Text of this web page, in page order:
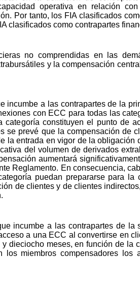
operativa en relación
Por tanto, los FIA clasificados
clasificados como contrapartes
no comprendidas en las
y la compensación
incumbe a las contrapartes de la
con ECC para todas las
categoría constituyen el punto de
se prevé que la compensación de
la entrada en vigor de la obligación
del volumen de derivados
aumentará
Reglamento. En consecuencia,
puedan prepararse para la
de clientes y de clientes
incumbe a las contrapartes de la
a una ECC al convertirse en
dieciocho meses, en función de la
miembros compensadores los